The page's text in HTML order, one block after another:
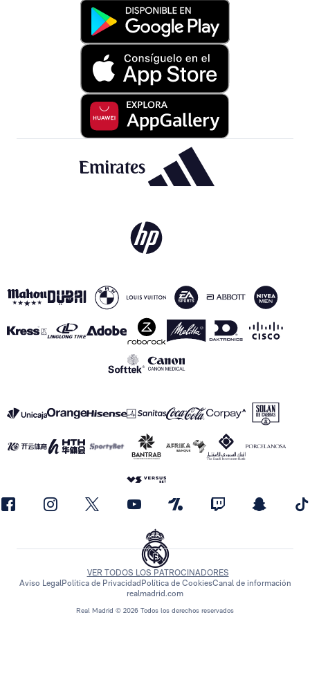
Real Madrid © 2026 Todos los derechos reservados
VER TODOS LOS PATROCINADORES
Aviso LegalPolítica de Privacidad Política de CookiesCanal de información
realmadrid.com